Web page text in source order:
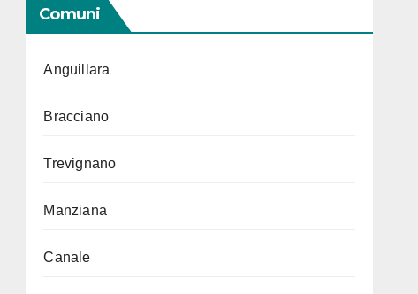
Comuni
Anguillara
Bracciano
Trevignano
Manziana
Canale